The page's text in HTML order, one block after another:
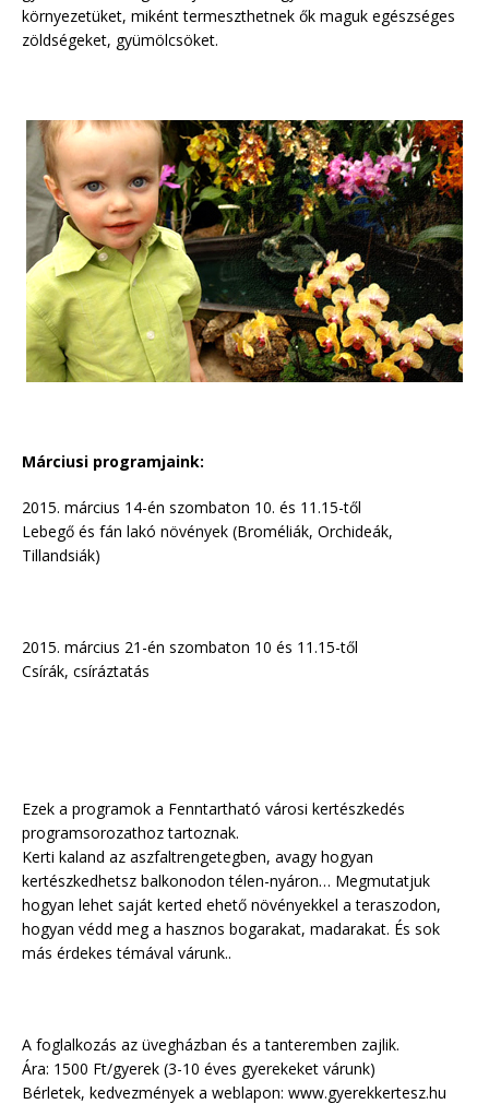
környezetüket, miként termeszthetnek ők maguk egészséges
zöldségeket, gyümölcsöket.
Márciusi programjaink:
2015. március 14-én szombaton 10. és 11.15-től
Lebegő és fán lakó növények (Broméliák, Orchideák,
Tillandsiák)
2015. március 21-én szombaton 10 és 11.15-től
Csírák, csíráztatás
Ezek a programok a Fenntartható városi kertészkedés
programsorozathoz tartoznak.
Kerti kaland az aszfaltrengetegben, avagy hogyan
kertészkedhetsz balkonodon télen-nyáron… Megmutatjuk
hogyan lehet saját kerted ehető növényekkel a teraszodon,
hogyan védd meg a hasznos bogarakat, madarakat. És sok
más érdekes témával várunk..
A foglalkozás az üvegházban és a tanteremben zajlik.
Ára: 1500 Ft/gyerek (3-10 éves gyerekeket várunk)
Bérletek, kedvezmények a weblapon: www.gyerekkertesz.hu